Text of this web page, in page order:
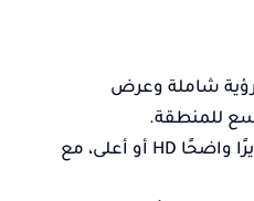
رؤية شاملة وعرض
للمنطقة.
تقدم تصويرًا واضحًا HD أو أعلى، مع